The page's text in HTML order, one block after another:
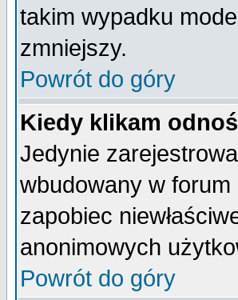
takim wypadku
zmniejszy.
Powrót do góry
Kiedy klikam
Jedynie
wbudowany w forum
zapobiec
anonimowych
Powrót do góry